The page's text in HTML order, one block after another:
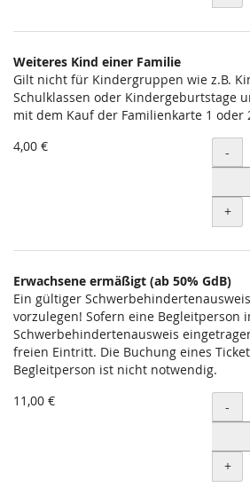
Weiteres Kind einer Familie
Gilt nicht für Kindergruppen wie z.B.
Schulklassen oder Kindergeburtstage
mit dem Kauf der Familienkarte 1 oder
4,00 €
-
+
Erwachsene ermäßigt (ab 50% GdB)
Ein gültiger
vorzulegen! Sofern eine Begleitperson
Schwerbehindertenausweis
freien Eintritt. Die Buchung eines
Begleitperson ist nicht notwendig.
11,00 €
-
+